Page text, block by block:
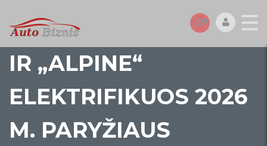
„RENAULT“, „DACIA“
IR „ALPINE“
ELEKTRIFIKUOS 2026
M. PARYŽIAUS